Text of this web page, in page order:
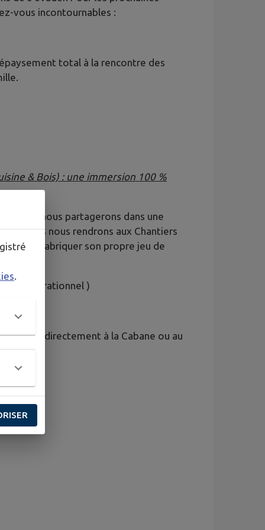
vous incontournables :
total à la rencontre des
& Bois) : une immersion 100 %
que nous partagerons dans une
nous nous rendrons aux Chantiers
y fabriquer son propre jeu de
)
places directement à la Cabane ou au
.